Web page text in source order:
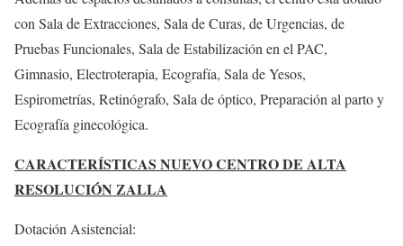
con Sala de Extracciones, Sala de Curas, de Urgencias, de
Pruebas Funcionales, Sala de Estabilización en el PAC,
Gimnasio, Electroterapia, Ecografía, Sala de Yesos,
Espirometrías, Retinógrafo, Sala de óptico, Preparación al parto y
Ecografía ginecológica.
CARACTERÍSTICAS NUEVO CENTRO DE ALTA
RESOLUCIÓN ZALLA
Dotación Asistencial: